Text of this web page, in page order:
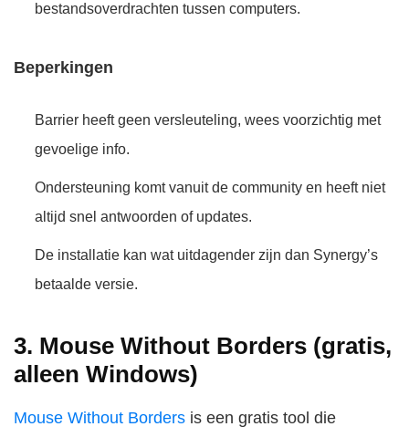
bestandsoverdrachten tussen computers.
Beperkingen
Barrier heeft geen versleuteling, wees voorzichtig met
gevoelige info.
Ondersteuning komt vanuit de community en heeft niet
altijd snel antwoorden of updates.
De installatie kan wat uitdagender zijn dan Synergy’s
betaalde versie.
3. Mouse Without Borders (gratis,
alleen Windows)
Mouse Without Borders is een gratis tool die